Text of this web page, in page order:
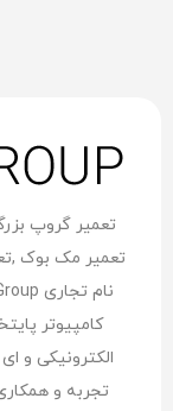
تعمیر گروپ
تعمیر مک بوک
کامپیوتر
الکترونیکی و
تجربه و